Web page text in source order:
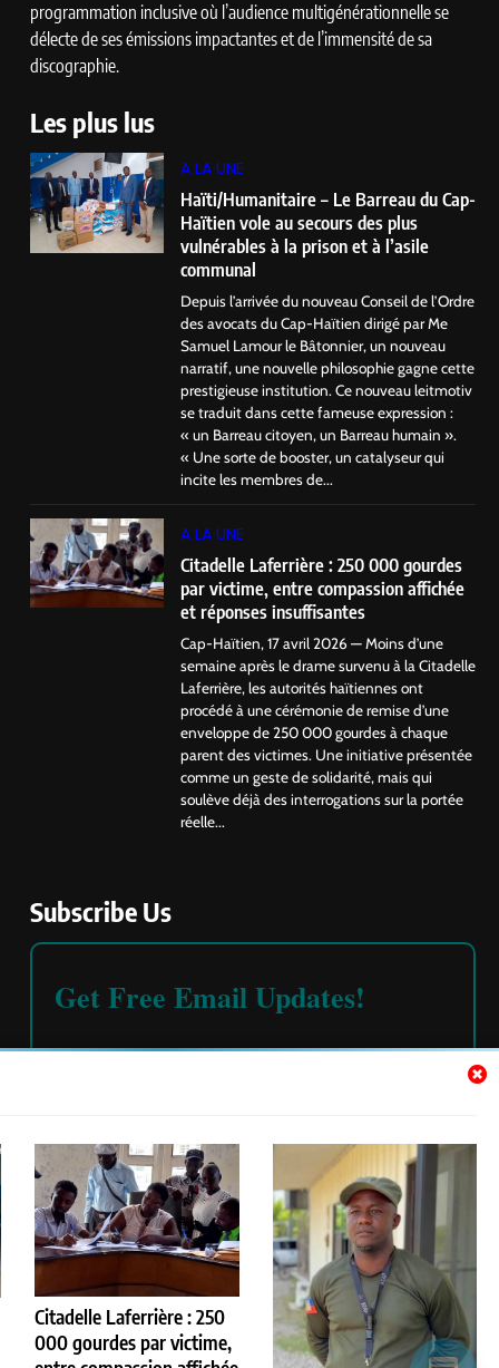
Citadelle Laferrière : 250
000 gourdes par victime,
programmation inclusive où l’audience multigénérationnelle se
délecte de ses émissions impactantes et de l’immensité de sa
discographie.
Les plus lus
A LA UNE
Haïti/Humanitaire – Le Barreau du Cap-
Haïtien vole au secours des plus
vulnérables à la prison et à l’asile
communal
Depuis l’arrivée du nouveau Conseil de l’Ordre
des avocats du Cap-Haïtien dirigé par Me
Samuel Lamour le Bâtonnier, un nouveau
narratif, une nouvelle philosophie gagne cette
prestigieuse institution. Ce nouveau leitmotiv
se traduit dans cette fameuse expression :
« un Barreau citoyen, un Barreau humain ».
« Une sorte de booster, un catalyseur qui
incite les membres de...
A LA UNE
Citadelle Laferrière : 250 000 gourdes
par victime, entre compassion affichée
et réponses insuffisantes
Cap-Haïtien, 17 avril 2026 — Moins d’une
semaine après le drame survenu à la Citadelle
Laferrière, les autorités haïtiennes ont
procédé à une cérémonie de remise d’une
enveloppe de 250 000 gourdes à chaque
parent des victimes. Une initiative présentée
comme un geste de solidarité, mais qui
soulève déjà des interrogations sur la portée
réelle...
Subscribe Us
Get Free Email Updates!
Please read ourterms and conditions